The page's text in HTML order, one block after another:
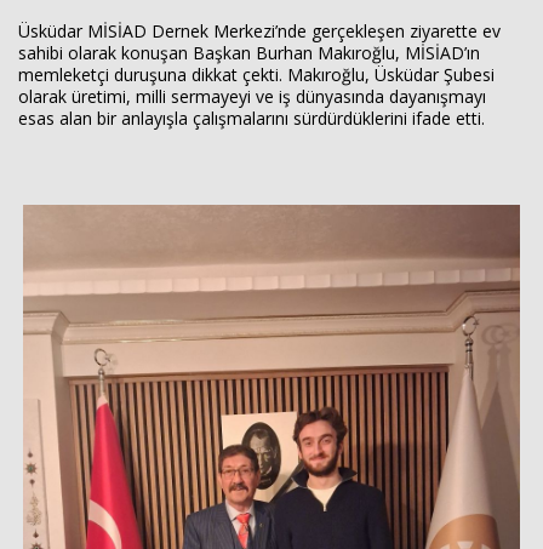
Üsküdar MİSİAD Dernek Merkezi’nde gerçekleşen ziyarette ev
sahibi olarak konuşan Başkan Burhan Makıroğlu, MİSİAD’ın
memleketçi duruşuna dikkat çekti. Makıroğlu, Üsküdar Şubesi
olarak üretimi, milli sermayeyi ve iş dünyasında dayanışmayı
esas alan bir anlayışla çalışmalarını sürdürdüklerini ifade etti.